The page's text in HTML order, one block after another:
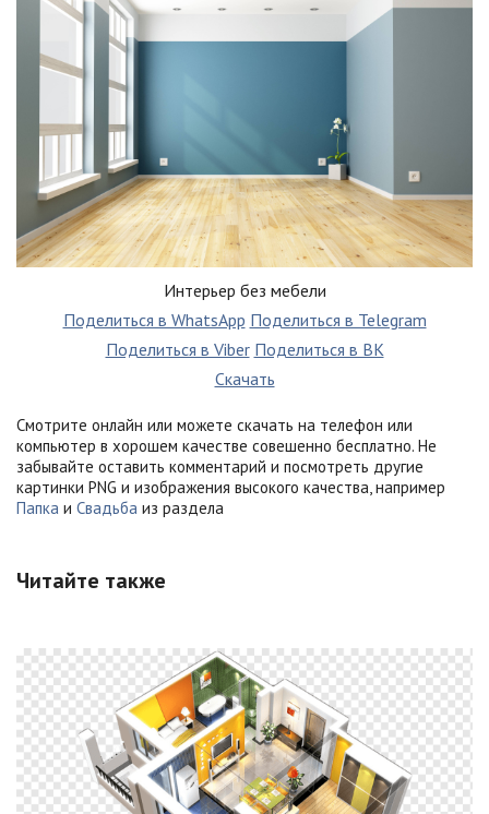
Интерьер без мебели
Поделиться в WhatsApp Поделиться в Telegram
Поделиться в Viber Поделиться в ВК
Скачать
Смотрите онлайн или можете скачать на телефон или
компьютер в хорошем качестве совешенно бесплатно. Не
забывайте оставить комментарий и посмотреть другие
картинки PNG и изображения высокого качества, например
Папка и Свадьба из раздела
Читайте также